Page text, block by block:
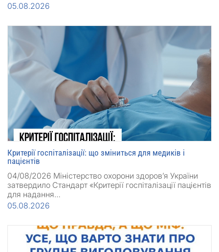
05.08.2026
Критерії госпіталізації: що зміниться для медиків і
пацієнтів
04/08/2026 Міністерство охорони здоров’я України
затвердило Стандарт «Критерії госпіталізації пацієнтів
для надання…
05.08.2026